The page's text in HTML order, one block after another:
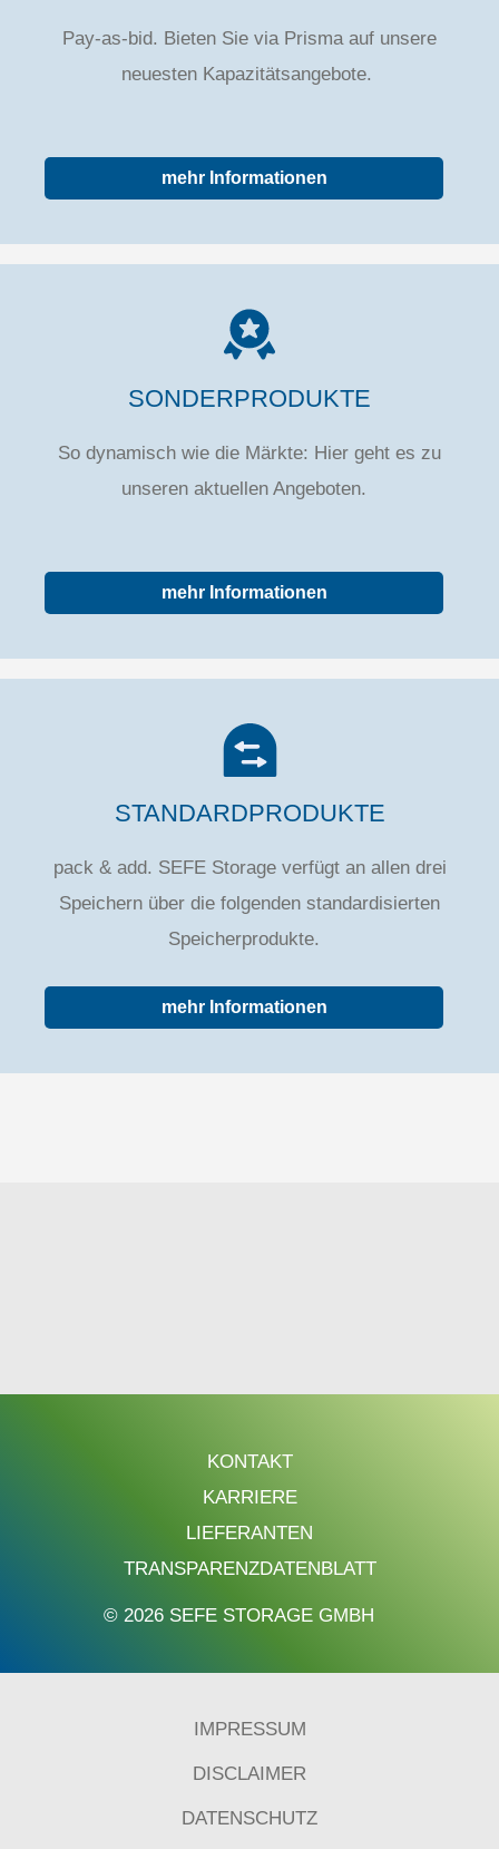
Pay-as-bid. Bieten Sie via Prisma auf unsere
neuesten Kapazitätsangebote.
mehr Informationen
SONDERPRODUKTE
So dynamisch wie die Märkte: Hier geht es zu
unseren aktuellen Angeboten.
mehr Informationen
STANDARDPRODUKTE
pack & add. SEFE Storage verfügt an allen drei
Speichern über die folgenden standardisierten
Speicherprodukte.
mehr Informationen
KONTAKT
KARRIERE
LIEFERANTEN
TRANSPARENZDATENBLATT
© 2026 SEFE STORAGE GMBH
IMPRESSUM
DISCLAIMER
DATENSCHUTZ